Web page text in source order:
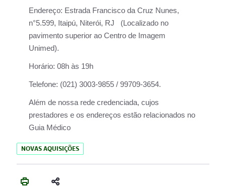
Endereço: Estrada Francisco da Cruz Nunes,
n°5.599, Itaipú, Niterói, RJ (Localizado no
pavimento superior ao Centro de Imagem
Unimed).
Horário: 08h às 19h
Telefone: (021) 3003-9855 / 99709-3654.
Além de nossa rede credenciada, cujos
prestadores e os endereços estão relacionados no
Guia Médico
NOVAS AQUISIÇÕES